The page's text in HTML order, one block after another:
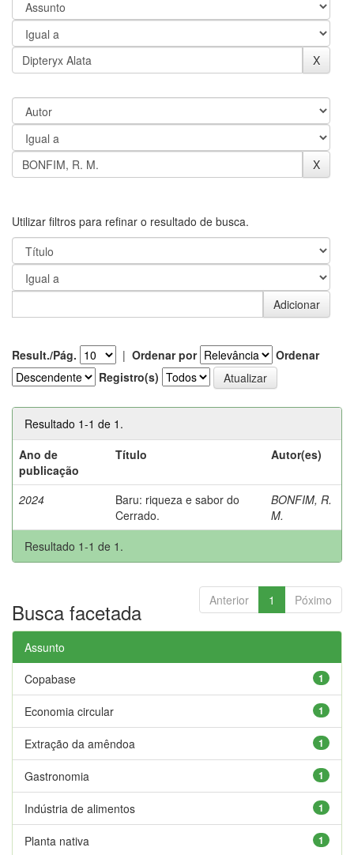
Utilizar filtros para refinar o resultado de busca.
Result./Pág. | Ordenar por
Ordenar
Registro(s)
Resultado 1-1 de 1.
Ano de
publicação
Título Autor(es)
2024
Baru: riqueza e sabor do
Cerrado.
BONFIM, R.
M.
Resultado 1-1 de 1.
Anterior 1 Póximo
Busca facetada
Assunto
1
Copabase
1
Economia circular
1
Extração da amêndoa
1
Gastronomia
1
Indústria de alimentos
1
Planta nativa